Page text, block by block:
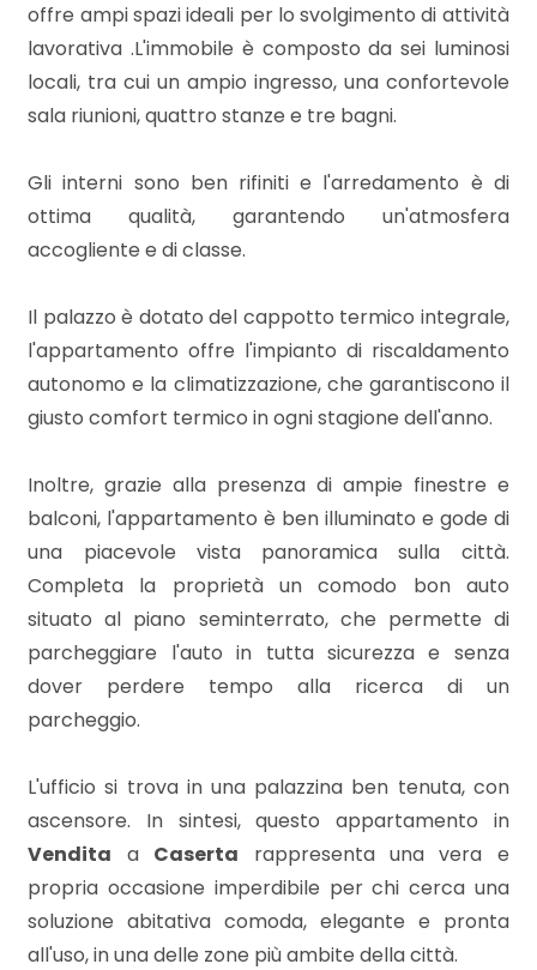
offre ampi spazi ideali per lo svolgimento di attività
lavorativa .L'immobile è composto da sei luminosi
locali, tra cui un ampio ingresso, una confortevole
sala riunioni, quattro stanze e tre bagni.
Gli interni sono ben rifiniti e l'arredamento è di
ottima qualità, garantendo un'atmosfera
accogliente e di classe.
Il palazzo è dotato del cappotto termico integrale,
l'appartamento offre l'impianto di riscaldamento
autonomo e la climatizzazione, che garantiscono il
giusto comfort termico in ogni stagione dell'anno.
Inoltre, grazie alla presenza di ampie finestre e
balconi, l'appartamento è ben illuminato e gode di
una piacevole vista panoramica sulla città.
Completa la proprietà un comodo bon auto
situato al piano seminterrato, che permette di
parcheggiare l'auto in tutta sicurezza e senza
dover perdere tempo alla ricerca di un
parcheggio.
L'ufficio si trova in una palazzina ben tenuta, con
ascensore. In sintesi, questo appartamento in
Vendita a Caserta rappresenta una vera e
propria occasione imperdibile per chi cerca una
soluzione abitativa comoda, elegante e pronta
all'uso, in una delle zone più ambite della città.
Locali
Qualsiasi
2
4
5
5+
Bagni
Qualsiasi
1